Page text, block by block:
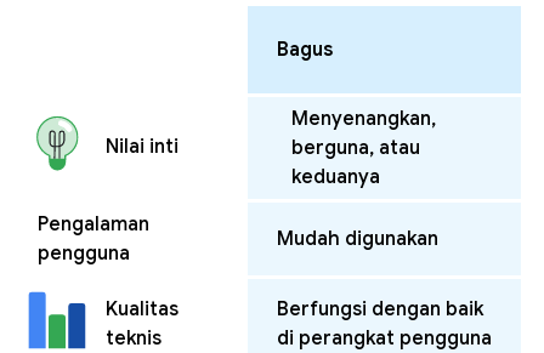
Bagus
Nilai inti
Menyenangkan,
berguna, atau
keduanya
Pengalaman
pengguna
Mudah digunakan
Kualitas
teknis
Berfungsi dengan baik
di perangkat pengguna